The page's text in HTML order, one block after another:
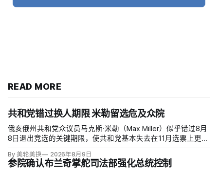
READ MORE
共和党错过换人期限 米勒留选危及众院
俄亥俄州共和党众议员马克斯·米勒（Max Miller）似乎错过8月
8日退出竞选的关键期限，使共和党基本失去在11月选票上更换
Moreno）指控家暴并予以否认，众院道德委员会同时调查他是
否涉及家庭暴力、虐待或非法用药。
By 美轮美换 2026年8月9日
参院确认布兰奇掌舵司法部强化总统控制